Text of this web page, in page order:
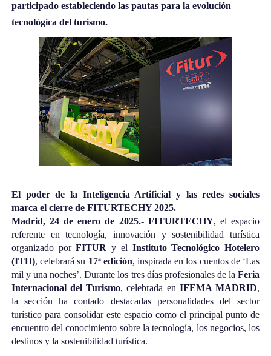
participado estableciendo las pautas para la evolución
tecnológica del turismo.
El poder de la Inteligencia Artificial y las redes sociales
marca el cierre de FITURTECHY 2025.
Madrid, 24 de enero de 2025.- FITURTECHY, el espacio
referente en tecnología, innovación y sostenibilidad turística
organizado porFITUR y el Instituto Tecnológico Hotelero
(ITH), celebrará su 17ª edición, inspirada en los cuentos de ‘Las
mil y una noches’. Durante los tres días profesionales de laFeria
Internacional del Turismo, celebrada en IFEMA MADRID,
la sección ha contado destacadas personalidades del sector
turístico para consolidar este espacio como el principal punto de
encuentro del conocimiento sobre la tecnología, los negocios, los
destinos y la sostenibilidad turística.